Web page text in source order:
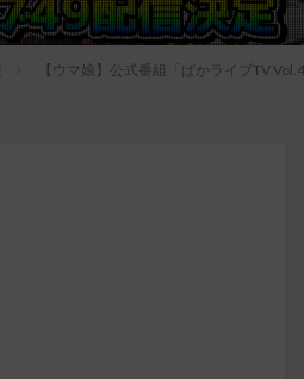
【ウマ娘】公式番組「ぱかライブTV